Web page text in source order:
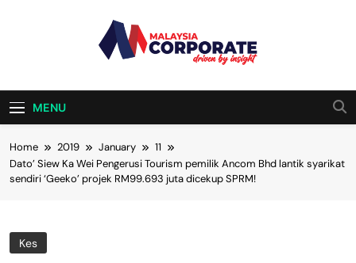
Malaysia
Corporate
MENU
Home 2019 January
11
Dato’ Siew Ka Wei Pengerusi Tourism pemilik Ancom Bhd lantik syarikat
sendiri ‘Geeko’ projek RM99.693 juta dicekup SPRM!
Kes